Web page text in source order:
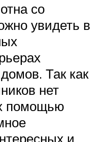
со
увидеть в
Так как
нет
помощью
и